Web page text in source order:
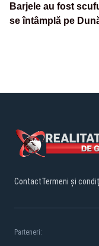
Barjele au fost
se întâmplă pe
ContactTermeni și
Parteneri: